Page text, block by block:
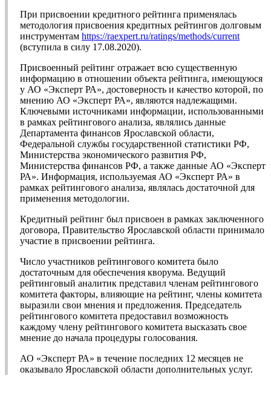
При присвоении кредитного рейтинга применялась
методология присвоения кредитных рейтингов долговым
инструментам https://raexpert.ru/ratings/methods/current
(вступила в силу 17.08.2020).
Присвоенный рейтинг отражает всю существенную
информацию в отношении объекта рейтинга, имеющуюся
у АО «Эксперт РА», достоверность и качество которой, по
мнению АО «Эксперт РА», являются надлежащими.
Ключевыми источниками информации, использованными
в рамках рейтингового анализа, являлись данные
Департамента финансов Ярославской области,
Федеральной службы государственной статистики РФ,
Министерства экономического развития РФ,
Министерства финансов РФ, а также данные АО «Эксперт
РА». Информация, используемая АО «Эксперт РА» в
рамках рейтингового анализа, являлась достаточной для
применения методологии.
Кредитный рейтинг был присвоен в рамках заключенного
договора, Правительство Ярославской области принимало
участие в присвоении рейтинга.
Число участников рейтингового комитета было
достаточным для обеспечения кворума. Ведущий
рейтинговый аналитик представил членам рейтингового
комитета факторы, влияющие на рейтинг, члены комитета
выразили свои мнения и предложения. Председатель
рейтингового комитета предоставил возможность
каждому члену рейтингового комитета высказать свое
мнение до начала процедуры голосования.
АО «Эксперт РА» в течение последних 12 месяцев не
оказывало Ярославской области дополнительных услуг.